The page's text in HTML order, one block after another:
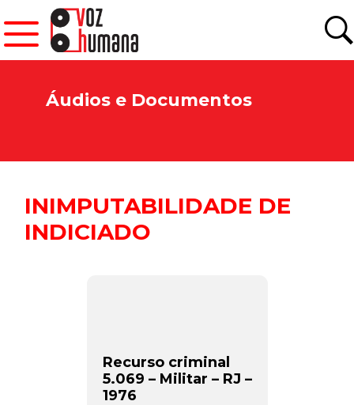
Áudios e Documentos
INIMPUTABILIDADE DE
INDICIADO
Recurso criminal
5.069 – Militar – RJ –
1976